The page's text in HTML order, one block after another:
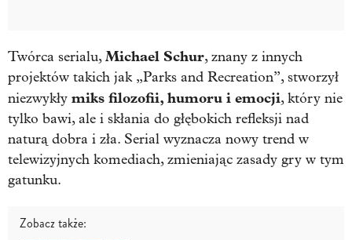
Twórca serialu,Michael Schur, znany z innych
projektów takich jak „Parks and Recreation”, stworzył
niezwykły miks filozofii, humoru i emocji, który nie
tylko bawi, ale i skłania do głębokich refleksji nad
naturą dobra i zła. Serial wyznacza nowy trend w
telewizyjnych komediach, zmieniając zasady gry w tym
gatunku.
Zobacz także: